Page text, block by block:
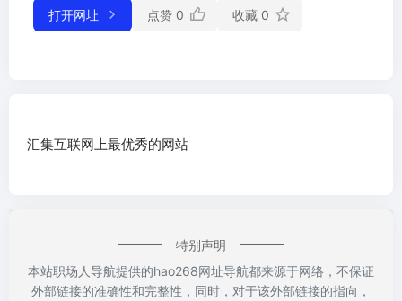
打开网址 点赞 0 收藏 0
汇集互联网上最优秀的网站
特别声明
本站职场人导航提供的hao268网址导航都来源于网络，不保证
外部链接的准确性和完整性，同时，对于该外部链接的指向，